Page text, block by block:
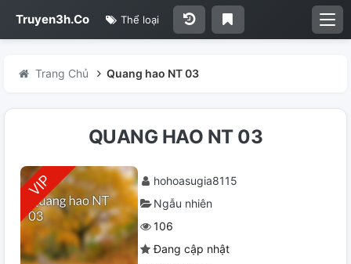
Truyen3h.Co Thể loại
Trang Chủ Quang hao NT 03
QUANG HAO NT 03
hohoasugia8115
Ngẫu nhiên
106
Đang cập nhật